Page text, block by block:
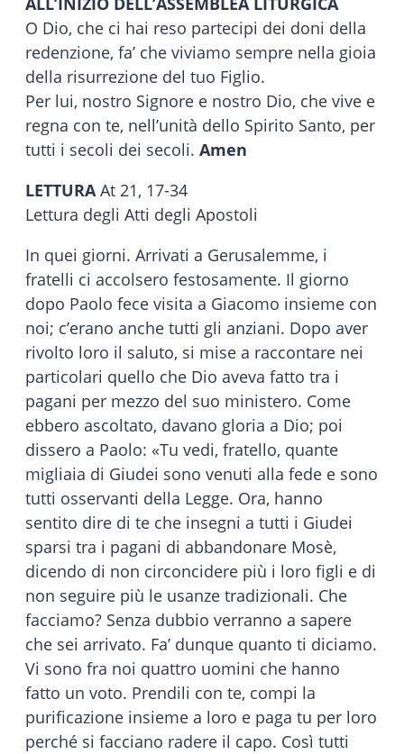
O Dio, che ci hai reso partecipi dei doni della
redenzione, fa’ che viviamo sempre nella gioia
della risurrezione del tuo Figlio.
Per lui, nostro Signore e nostro Dio, che vive e
regna con te, nell’unità dello Spirito Santo, per
tutti i secoli dei secoli. Amen
LETTURAAt 21, 17-34
Lettura degli Atti degli Apostoli
In quei giorni. Arrivati a Gerusalemme, i
fratelli ci accolsero festosamente. Il giorno
dopo Paolo fece visita a Giacomo insieme con
noi; c’erano anche tutti gli anziani. Dopo aver
rivolto loro il saluto, si mise a raccontare nei
particolari quello che Dio aveva fatto tra i
pagani per mezzo del suo ministero. Come
ebbero ascoltato, davano gloria a Dio; poi
dissero a Paolo: «Tu vedi, fratello, quante
migliaia di Giudei sono venuti alla fede e sono
tutti osservanti della Legge. Ora, hanno
sentito dire di te che insegni a tutti i Giudei
sparsi tra i pagani di abbandonare Mosè,
dicendo di non circoncidere più i loro figli e di
non seguire più le usanze tradizionali. Che
facciamo? Senza dubbio verranno a sapere
che sei arrivato. Fa’ dunque quanto ti diciamo.
Vi sono fra noi quattro uomini che hanno
fatto un voto. Prendili con te, compi la
purificazione insieme a loro e paga tu per loro
perché si facciano radere il capo. Così tutti